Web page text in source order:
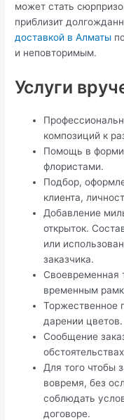
может стать
приблизит
доставкой в Алматы
и неповторимым.
Услуги
композиций к
Помощь в
флористами.
Подбор,
клиента,
Добавление
открыток.
или
заказчика.
Своевременная
временным
Торжественное
дарении цветов.
Сообщение
Для того чтобы
вовремя, без
соблюдать
договоре.